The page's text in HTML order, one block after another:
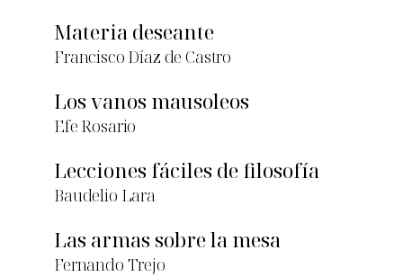
Materia deseante
Francisco Díaz de Castro
Los vanos mausoleos
Efe Rosario
Lecciones fáciles de filosofía
Baudelio Lara
Las armas sobre la mesa
Fernando Trejo